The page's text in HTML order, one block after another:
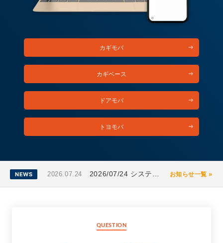
カギモバ
カギベース
ドアモバ
トヨモバ
NEWS 2026.07.24 お知らせ一覧 »
QUESTION